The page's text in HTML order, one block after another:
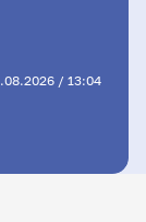
/ 13:04